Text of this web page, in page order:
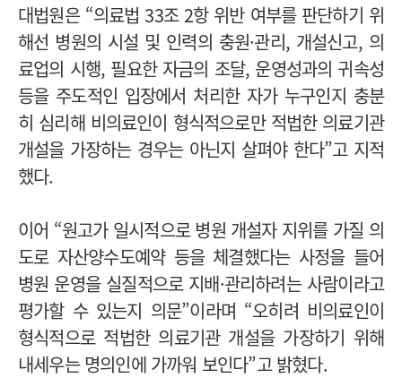
대법원은 “의료법 33조 2항 위반 여부를 판단하기 위
해선 병원의 시설 및 인력의 충원·관리, 개설신고, 의
료업의 시행, 필요한 자금의 조달, 운영성과의 귀속성
등을 주도적인 입장에서 처리한 자가 누구인지 충분
히 심리해 비의료인이 형식적으로만 적법한 의료기관
개설을 가장하는 경우는 아닌지 살펴야 한다”고 지적
했다.
이어 “원고가 일시적으로 병원 개설자 지위를 가질 의
도로 자산양수도예약 등을 체결했다는 사정을 들어
병원 운영을 실질적으로 지배·관리하려는 사람이라고
평가할 수 있는지 의문”이라며 “오히려 비의료인이
형식적으로 적법한 의료기관 개설을 가장하기 위해
내세우는 명의인에 가까워 보인다”고 밝혔다.